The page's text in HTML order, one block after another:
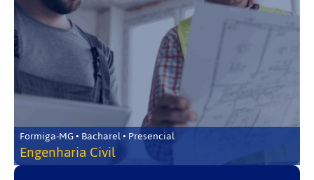
Formiga-MG • Bacharel • Presencial
Engenharia Civil